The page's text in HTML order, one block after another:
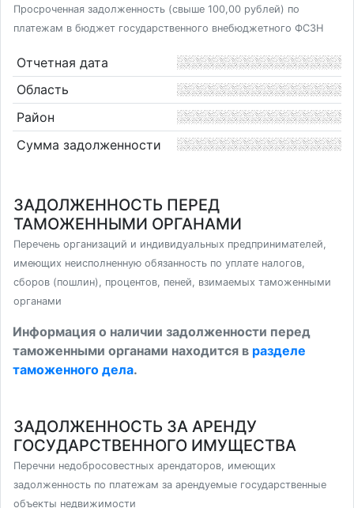
Просроченная задолженность (свыше 100,00 рублей) по
платежам в бюджет государственного внебюджетного ФСЗН
Отчетная дата
Область
Район
Сумма задолженности
ЗАДОЛЖЕННОСТЬ ПЕРЕД
ТАМОЖЕННЫМИ ОРГАНАМИ
Перечень организаций и индивидуальных предпринимателей,
имеющих неисполненную обязанность по уплате налогов,
сборов (пошлин), процентов, пеней, взимаемых таможенными
органами
Информация о наличии задолженности перед
таможенными органами находится в разделе
таможенного дела.
ЗАДОЛЖЕННОСТЬ ЗА АРЕНДУ
ГОСУДАРСТВЕННОГО ИМУЩЕСТВА
Перечни недобросовестных арендаторов, имеющих
задолженность по платежам за арендуемые государственные
объекты недвижимости